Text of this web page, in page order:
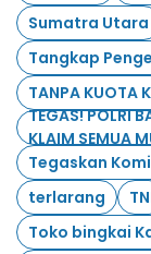
Sumatra Utara
Tangkap
TANPA KUOTA
TEGAS! POLRI
KLAIM SEMUA
Tegaskan
terlarang
Toko bingkai